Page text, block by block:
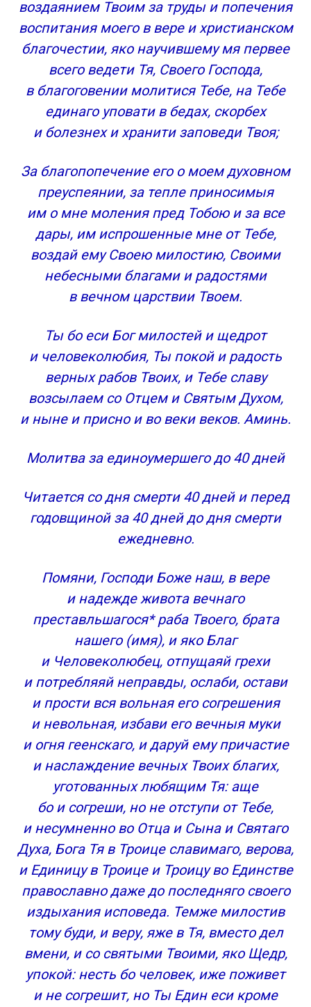
воздаянием Твоим за труды и попечения
воспитания моего в вере и христианском
благочестии, яко научившему мя первее
всего ведети Тя, Своего Господа,
в благоговении молитися Тебе, на Тебе
единаго уповати в бедах, скорбех
и болезнех и хранити заповеди Твоя;
За благопопечение его о моем духовном
преуспеянии, за тепле приносимыя
им о мне моления пред Тобою и за все
дары, им испрошенные мне от Тебе,
воздай ему Своею милостию, Своими
небесными благами и радостями
в вечном царствии Твоем.
Ты бо еси Бог милостей и щедрот
и человеколюбия, Ты покой и радость
верных рабов Твоих, и Тебе славу
возсылаем со Отцем и Святым Духом,
и ныне и присно и во веки веков. Аминь.
Молитва за единоумершего до 40 дней
Читается со дня смерти 40 дней и перед
годовщиной за 40 дней до дня смерти
ежедневно.
Помяни, Господи Боже наш, в вере
и надежде живота вечнаго
преставльшагося* раба Твоего, брата
нашего (имя), и яко Благ
и Человеколюбец, отпущаяй грехи
и потребляяй неправды, ослаби, остави
и прости вся вольная его согрешения
и невольная, избави его вечныя муки
и огня геенскаго, и даруй ему причастие
и наслаждение вечных Твоих благих,
уготованных любящим Тя: аще
бо и согреши, но не отступи от Тебе,
и несумненно во Отца и Сына и Святаго
Духа, Бога Тя в Троице славимаго, верова,
и Единицу в Троице и Троицу во Единстве
православно даже до последняго своего
издыхания исповеда. Темже милостив
тому буди, и веру, яже в Тя, вместо дел
вмени, и со святыми Твоими, яко Щедр,
упокой: несть бо человек, иже поживет
и не согрешит, но Ты Един еси кроме